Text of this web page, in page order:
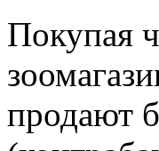
Покупая
продают